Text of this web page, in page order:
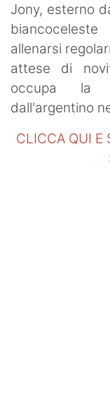
Jony, esterno
allenarsi
attese di
occupa la
dall'argentino
CLICCA QUI E